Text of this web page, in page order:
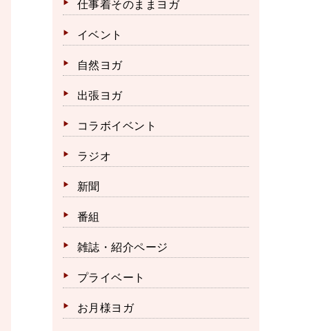
仕事着そのままヨガ
イベント
自然ヨガ
出張ヨガ
コラボイベント
ラジオ
新聞
番組
雑誌・紹介ページ
プライベート
お月様ヨガ